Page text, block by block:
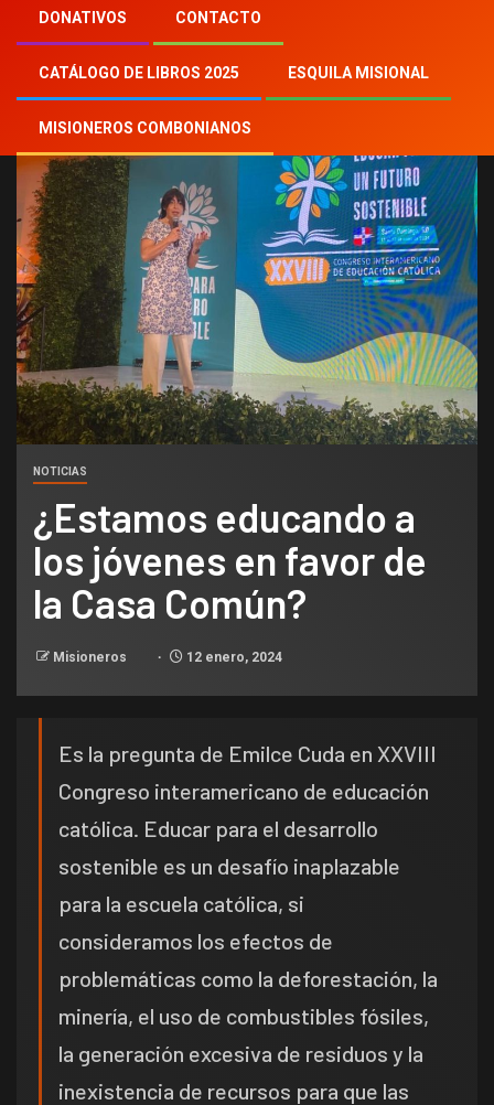
DONATIVOS CONTACTO
CATÁLOGO DE LIBROS 2025 ESQUILA MISIONAL
MISIONEROS COMBONIANOS
la Casa Común?
NOTICIAS
¿Estamos educando a
los jóvenes en favor de
la Casa Común?
Misioneros 12 enero, 2024
Es la pregunta de Emilce Cuda en XXVIII
Congreso interamericano de educación
católica. Educar para el desarrollo
sostenible es un desafío inaplazable
para la escuela católica, si
consideramos los efectos de
problemáticas como la deforestación, la
minería, el uso de combustibles fósiles,
la generación excesiva de residuos y la
inexistencia de recursos para que las